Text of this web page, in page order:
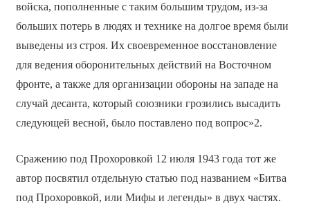
войска, пополненные с таким большим трудом, из-за
больших потерь в людях и технике на долгое время были
выведены из строя. Их своевременное восстановление
для ведения оборонительных действий на Восточном
фронте, а также для организации обороны на западе на
случай десанта, который союзники грозились высадить
следующей весной, было поставлено под вопрос»2.
Сражению под Прохоровкой 12 июля 1943 года тот же
автор посвятил отдельную статью под названием «Битва
под Прохоровкой, или Мифы и легенды» в двух частях.